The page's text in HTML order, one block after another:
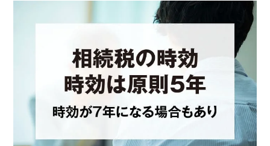
相続税計算機
税理士報酬シミュレーター
相続税お悩み別記事を探す
四国